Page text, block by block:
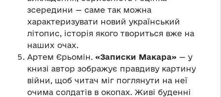
зсередини — саме так можна
характеризувати новий український
літопис, історія якого твориться вже на
наших очах.
Артем Єрьомін. «Записки Макара» — у
книзі автор зображує правдиву картину
війни, щоб читач міг поглянути на неї
очима солдатів в окопах. Живі буденні